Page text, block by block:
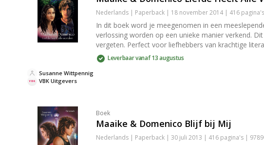
Nederlands | Paperback | 18 november 2014 | 416
In dit boek word je meegenomen in een
verlossing worden op een unieke manier verkend.
vergeten. Perfect voor liefhebbers van krachtige
Leverbaar vanaf 13 augustus
VBK Uitgevers
Susanne Wittpennig
Boek
Maaike & Domenico Blijf bij Mij
Nederlands | Paperback | 30 juli 2013 | 416 pagina's |